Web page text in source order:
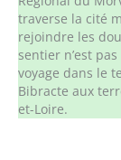
traverse la cité
rejoindre les
sentier n’est
voyage dans le
Bibracte aux
et-Loire.